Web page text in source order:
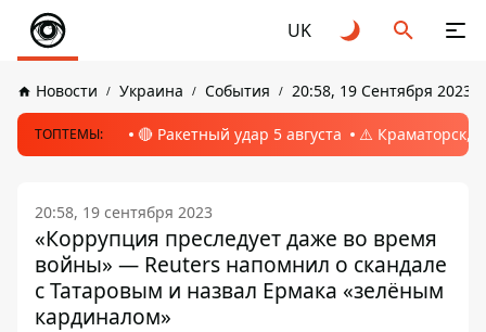
UK
Новости Украина События 20:58, 19 Сентября 2023
ТОПТЕМЫ: 🔴 Ракетный удар 5 августа ⚠️ Краматорск,
20:58, 19 сентября 2023
«Коррупция преследует даже во время
войны» — Reuters напомнил о скандале
с Татаровым и назвал Ермака «зелёным
кардиналом»